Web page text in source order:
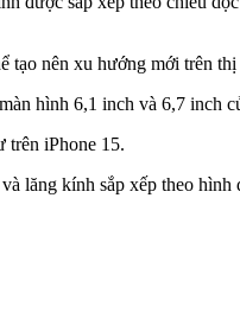
tạo nên xu hướng mới trên
hình 6,1 inch và 6,7 inch
trên iPhone 15.
lăng kính sắp xếp theo